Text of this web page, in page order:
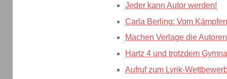
Jeder kann Autor werden!
Carla Berling: Vom
Machen Verlage die
Hartz 4 und trotzdem
Aufruf zum Lyrik-